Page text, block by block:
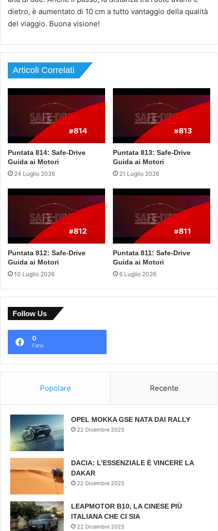
dietro, è aumentato di 10 cm a tutto vantaggio della qualità
del viaggio. Buona visione!
Articoli Correlati
Puntata 814: Safe-Drive
Guida ai Motori
24 Luglio 2026
Puntata 813: Safe-Drive
Guida ai Motori
21 Luglio 2026
Puntata 812: Safe-Drive
Guida ai Motori
10 Luglio 2026
Puntata 811: Safe-Drive
Guida ai Motori
6 Luglio 2026
Follow Us
0
Fans
Popolare Recente
OPEL MOKKA GSE NATA DAI RALLY
22 Dicembre 2025
DACIA: L’ESSENZIALE È VINCERE LA
DAKAR
22 Dicembre 2025
LEAPMOTOR B10, LA CINESE PIÙ
ITALIANA CHE CI SIA
22 Dicembre 2025